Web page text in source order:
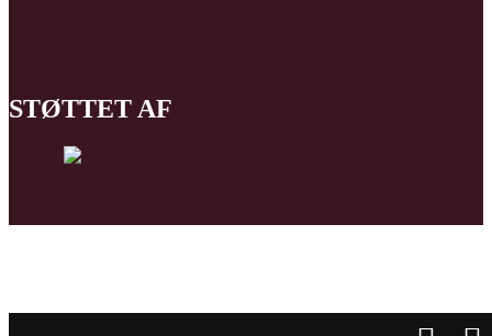
STØTTET AF